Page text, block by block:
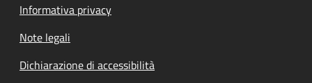
Informativa privacy
Note legali
Dichiarazione di accessibilità